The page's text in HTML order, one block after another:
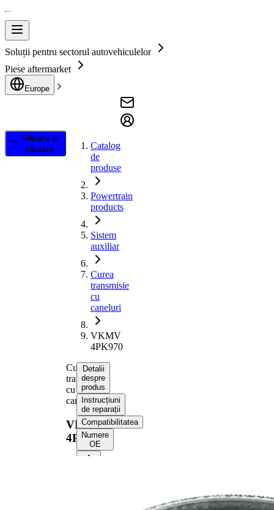
Soluții pentru sectorul autovehiculelor
Piese aftermarket
Europe
Filtrare și
căutare
Catalog
de
produse
Powertrain
products
Sistem
auxiliar
Curea
transmisie
cu
caneluri
VKMV
4PK970
Curea
transmisie
cu
caneluri
VKMV
4PK970
Detalii
despre
produs
Instrucțiuni
de reparații
Compatibilitatea
Numere
OE
970 mm